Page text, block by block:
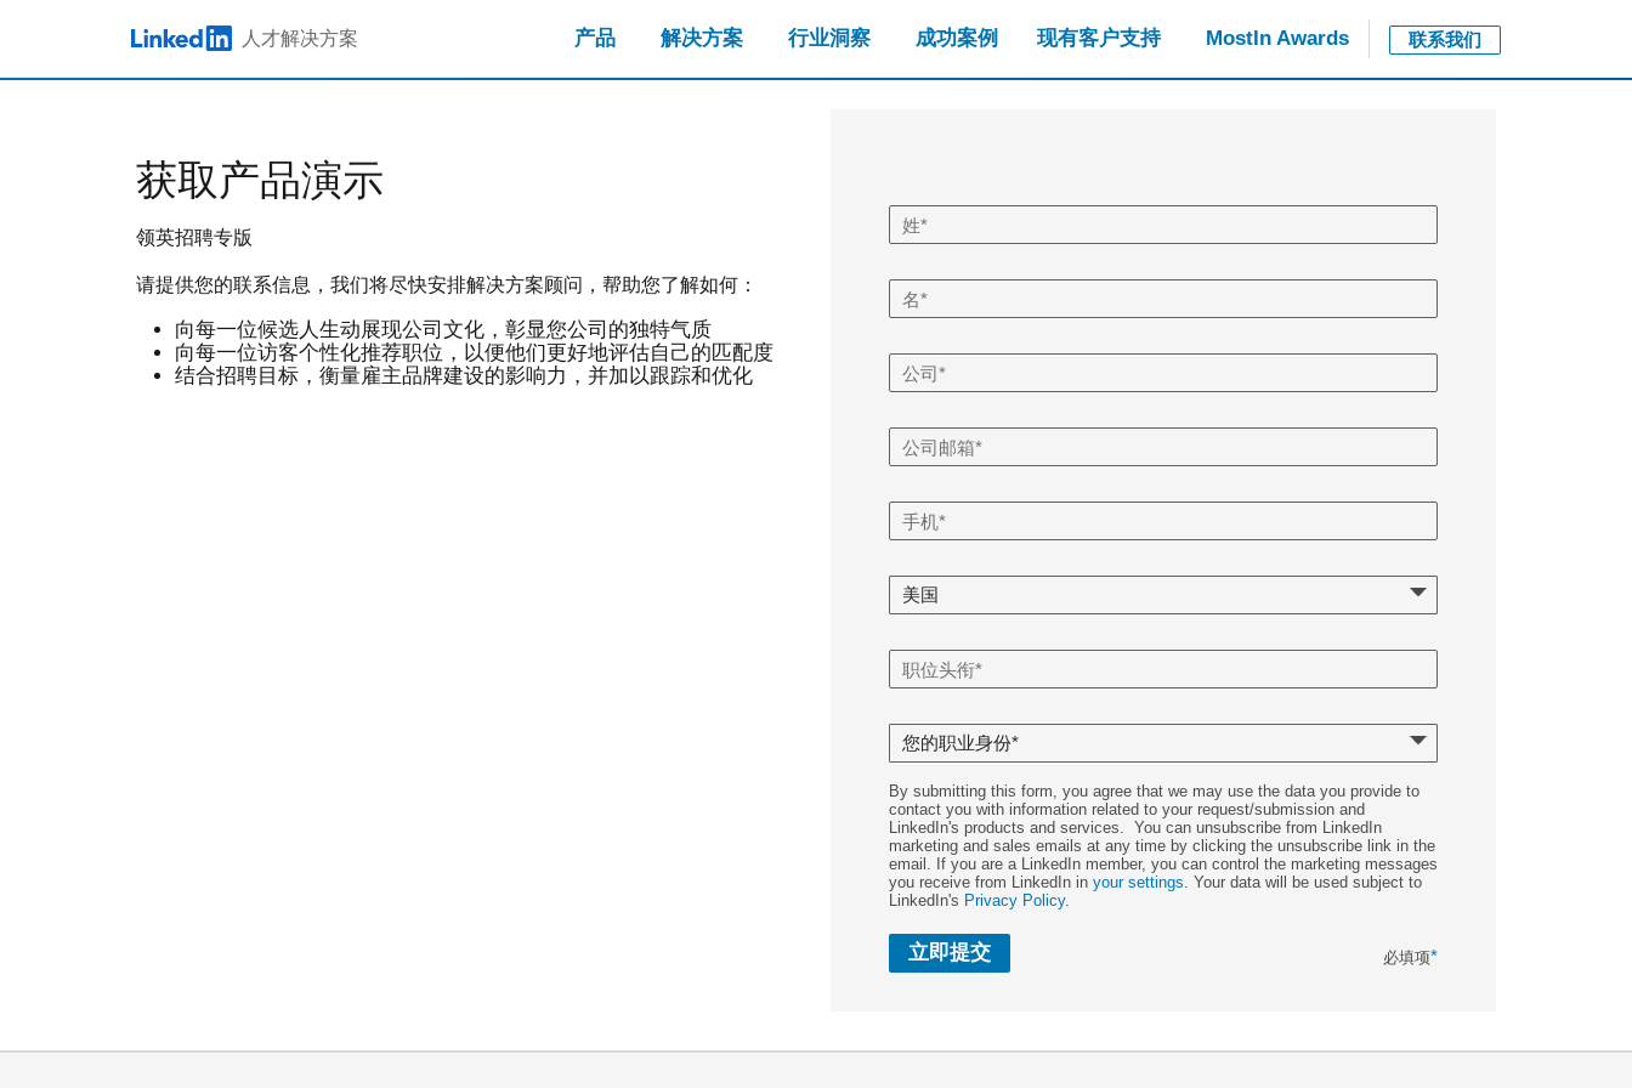
Skip to main content
LinkedIn Logo人才解决方案 产品 解决方案 行业洞察 成功案例 现有客户支持 MostIn Awards 联系我们
定制化海外招聘解决方案
全球校招解决方案
2025领英春季校招节报名
获取产品演示
领英招聘专版
请提供您的联系信息，我们将尽快安排解决方案顾问，帮助您了解如何：
向每一位候选人生动展现公司文化，彰显您公司的独特气质
向每一位访客个性化推荐职位，以便他们更好地评估自己的匹配度
结合招聘目标，衡量雇主品牌建设的影响力，并加以跟踪和优化
By submitting this form, you agree that we may use the data you provide to
contact you with information related to your request/submission and
LinkedIn's products and services. You can unsubscribe from LinkedIn
marketing and sales emails at any time by clicking the unsubscribe link in the
email. If you are a LinkedIn member, you can control the marketing messages
you receive from LinkedIn in your settings. Your data will be used subject to
LinkedIn's Privacy Policy.
必填项*
立即提交